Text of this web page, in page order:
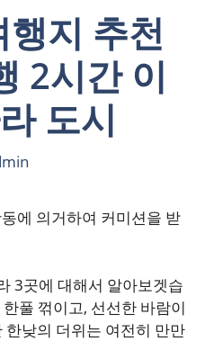
지 추천
2시간 이
도시
에 의거하여 커미션을 받
3곳에 대해서 알아보겟습
풀 꺾이고, 선선한 바람이
낮의 더위는 여전히 만만